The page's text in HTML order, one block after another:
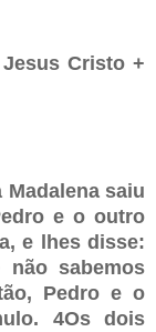
Cristo +
Madalena saiu
e o outro
e lhes disse:
sabemos
Pedro e o
4Os dois